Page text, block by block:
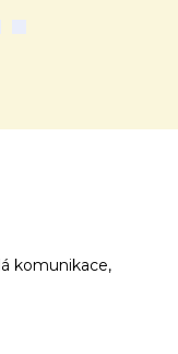
komunikace,